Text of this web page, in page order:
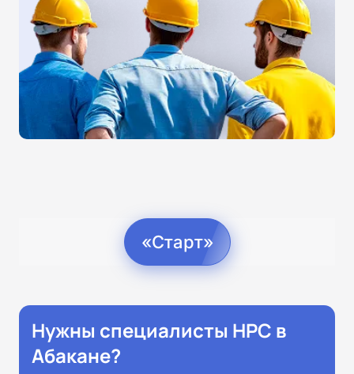
«Старт»
Нужны специалисты НРС в
Абакане?